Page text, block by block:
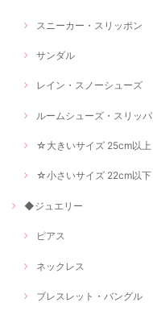
スニーカー・スリッポン
サンダル
レイン・スノーシューズ
ルームシューズ・スリッパ
☆大きいサイズ 25cm以上
☆小さいサイズ 22cm以下
◆ジュエリー
ピアス
ネックレス
ブレスレット・バングル